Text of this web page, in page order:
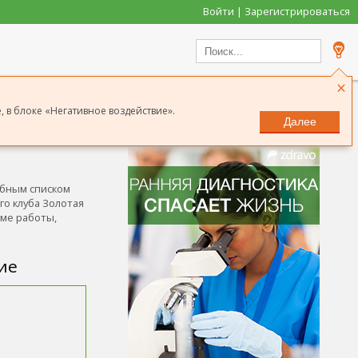
Войти | Зарегистрироваться
×
блоке «Негативное воздействие».
Далее
Сообщить о неточности
списком
клуба Золотая
работы,